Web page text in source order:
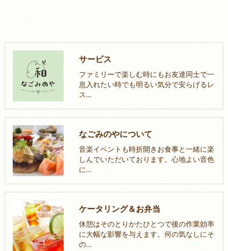
サービス
ファミリーで楽しむ時にもお友達同士で一
息入れたい時でも明るい気分で安らげるレ
ス…
なごみのやについて
音楽イベントも時折開きお食事と一緒に楽
しんでいただいております。心地よい音色
に…
ケータリング＆お弁当
休憩はそのとりかたひとつで後の作業効率
に大幅な影響を与えます。何の気なしにそ
の…